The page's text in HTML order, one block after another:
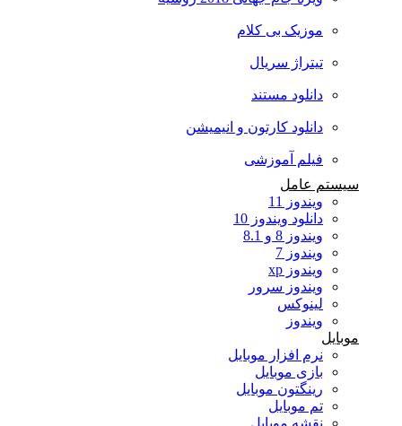
موزیک بی کلام
تیتراژ سریال
دانلود مستند
دانلود کارتون و انیمیشن
فیلم آموزشی
سیستم عامل
ویندوز 11
دانلود ویندوز 10
ویندوز 8 و 8.1
ویندوز 7
ویندوز xp
ویندوز سرور
لینوکس
ویندوز
موبایل
نرم افزار موبایل
بازی موبایل
رینگتون موبایل
تم موبایل
نقشه موبایل